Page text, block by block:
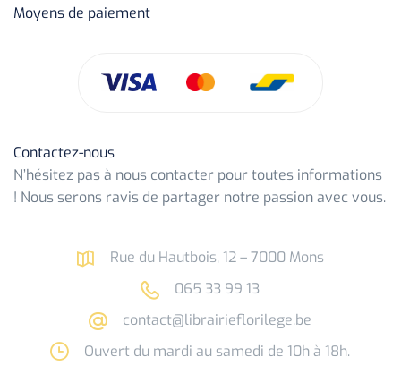
Moyens de paiement
Contactez-nous
N’hésitez pas à nous contacter pour toutes informations
! Nous serons ravis de partager notre passion avec vous.
Rue du Hautbois, 12 – 7000 Mons
065 33 99 13
contact@librairieflorilege.be
Ouvert du mardi au samedi de 10h à 18h.